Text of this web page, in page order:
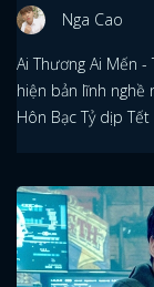
Nga Cao
Ai Thương Ai Mến
hiện bản lĩnh nghề
Hôn Bạc Tỷ dịp